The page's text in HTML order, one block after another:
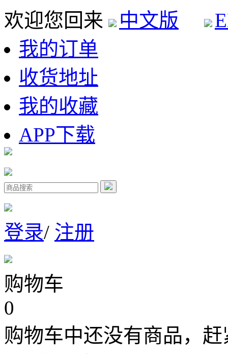
欢迎您回来 中文版
我的订单
收货地址
我的收藏
APP下载
登录/ 注册
购物车
0
购物车中还没有商品，